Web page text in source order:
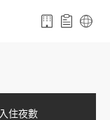
入住夜數